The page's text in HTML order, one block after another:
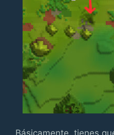
Básicamente, tienes